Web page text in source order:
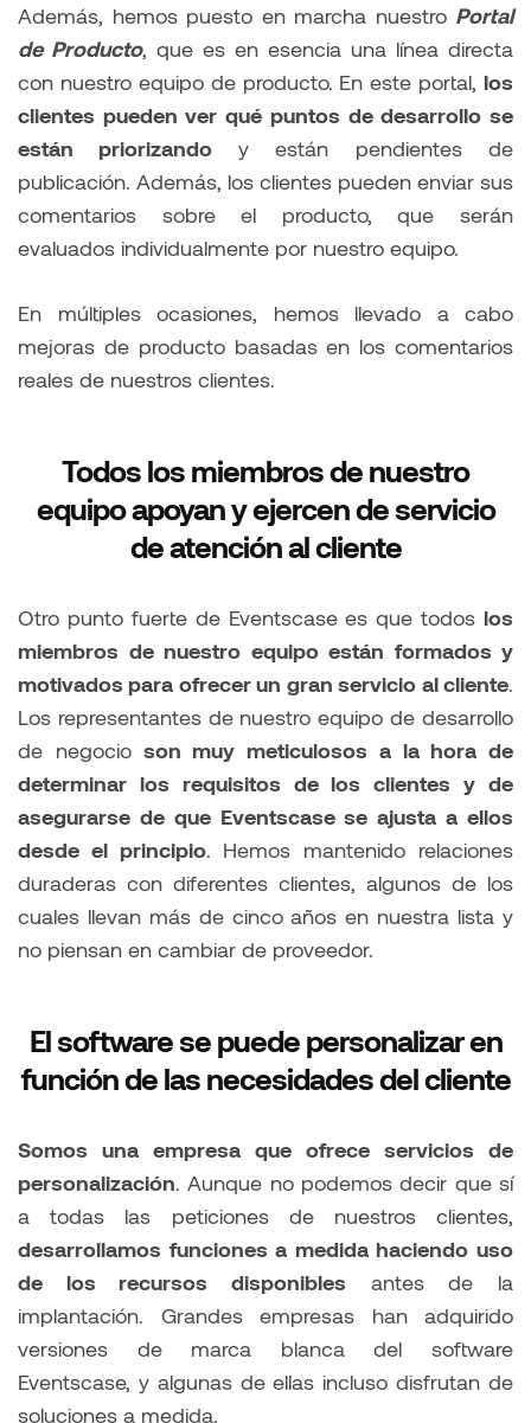
Además, hemos puesto en marcha nuestro Portal
de Producto, que es en esencia una línea directa
con nuestro equipo de producto. En este portal, los
clientes pueden ver qué puntos de desarrollo se
están priorizando y están pendientes de
publicación. Además, los clientes pueden enviar sus
comentarios sobre el producto, que serán
evaluados individualmente por nuestro equipo.
En múltiples ocasiones, hemos llevado a cabo
mejoras de producto basadas en los comentarios
reales de nuestros clientes.
Todos los miembros de nuestro
equipo apoyan y ejercen de servicio
de atención al cliente
Otro punto fuerte de Eventscase es que todos los
miembros de nuestro equipo están formados y
motivados para ofrecer un gran servicio al cliente.
Los representantes de nuestro equipo de desarrollo
de negocioson muy meticulosos a la hora de
determinar los requisitos de los clientes y de
asegurarse de que Eventscase se ajusta a ellos
desde el principio. Hemos mantenido relaciones
duraderas con diferentes clientes, algunos de los
cuales llevan más de cinco años en nuestra lista y
no piensan en cambiar de proveedor.
El software se puede personalizar en
función de las necesidades del cliente
Somos una empresa que ofrece servicios de
personalización. Aunque no podemos decir que sí
a todas las peticiones de nuestros clientes,
desarrollamos funciones a medida haciendo uso
de los recursos disponibles antes de la
implantación. Grandes empresas han adquirido
versiones de marca blanca del software
Eventscase, y algunas de ellas incluso disfrutan de
soluciones a medida.